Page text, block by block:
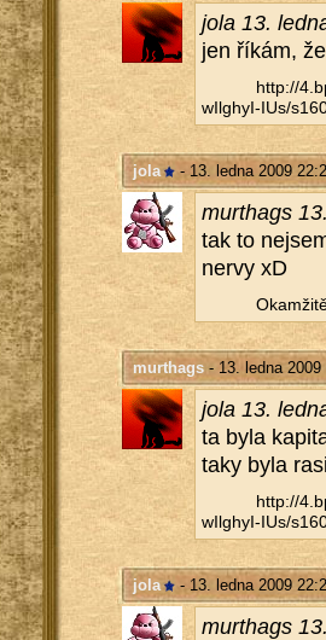
jola 13.
jen říkám,
http://​
wIlghyI-IUs/​
jola - 13. ledna 2009
murthags
tak to
nervy xD
murthags- 13. ledna 2009
jola 13.
ta byla
taky byla
http://​
wIlghyI-IUs/​
jola - 13. ledna 2009
murthags